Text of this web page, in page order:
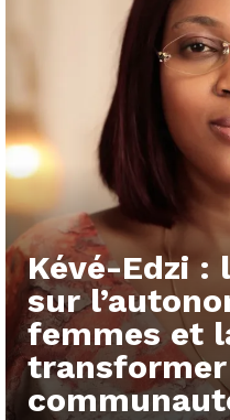
Kévé-Edzi :
sur
femmes et